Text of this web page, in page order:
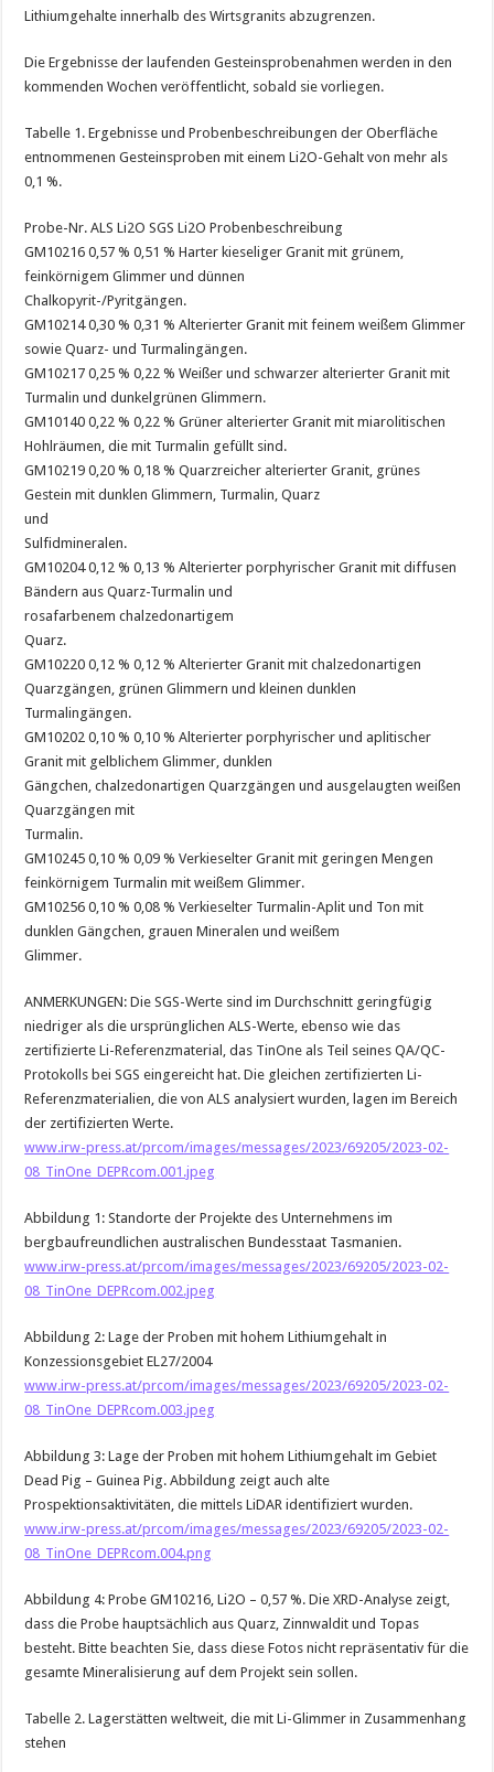
Lithiumgehalte innerhalb des Wirtsgranits abzugrenzen.
Die Ergebnisse der laufenden Gesteinsprobenahmen werden in den
kommenden Wochen veröffentlicht, sobald sie vorliegen.
Tabelle 1. Ergebnisse und Probenbeschreibungen der Oberfläche
entnommenen Gesteinsproben mit einem Li2O-Gehalt von mehr als
0,1 %.
Probe-Nr. ALS Li2O SGS Li2O Probenbeschreibung
GM10216 0,57 % 0,51 % Harter kieseliger Granit mit grünem,
feinkörnigem Glimmer und dünnen
Chalkopyrit-/Pyritgängen.
GM10214 0,30 % 0,31 % Alterierter Granit mit feinem weißem Glimmer
sowie Quarz- und Turmalingängen.
GM10217 0,25 % 0,22 % Weißer und schwarzer alterierter Granit mit
Turmalin und dunkelgrünen Glimmern.
GM10140 0,22 % 0,22 % Grüner alterierter Granit mit miarolitischen
Hohlräumen, die mit Turmalin gefüllt sind.
GM10219 0,20 % 0,18 % Quarzreicher alterierter Granit, grünes
Gestein mit dunklen Glimmern, Turmalin, Quarz
und
Sulfidmineralen.
GM10204 0,12 % 0,13 % Alterierter porphyrischer Granit mit diffusen
Bändern aus Quarz-Turmalin und
rosafarbenem chalzedonartigem
Quarz.
GM10220 0,12 % 0,12 % Alterierter Granit mit chalzedonartigen
Quarzgängen, grünen Glimmern und kleinen dunklen
Turmalingängen.
GM10202 0,10 % 0,10 % Alterierter porphyrischer und aplitischer
Granit mit gelblichem Glimmer, dunklen
Gängchen, chalzedonartigen Quarzgängen und ausgelaugten weißen
Quarzgängen mit
Turmalin.
GM10245 0,10 % 0,09 % Verkieselter Granit mit geringen Mengen
feinkörnigem Turmalin mit weißem Glimmer.
GM10256 0,10 % 0,08 % Verkieselter Turmalin-Aplit und Ton mit
dunklen Gängchen, grauen Mineralen und weißem
Glimmer.
ANMERKUNGEN: Die SGS-Werte sind im Durchschnitt geringfügig
niedriger als die ursprünglichen ALS-Werte, ebenso wie das
zertifizierte Li-Referenzmaterial, das TinOne als Teil seines QA/QC-
Protokolls bei SGS eingereicht hat. Die gleichen zertifizierten Li-
Referenzmaterialien, die von ALS analysiert wurden, lagen im Bereich
der zertifizierten Werte.
www.irw-press.at/prcom/images/messages/2023/69205/2023-02-
08_TinOne_DEPRcom.001.jpeg
Abbildung 1: Standorte der Projekte des Unternehmens im
bergbaufreundlichen australischen Bundesstaat Tasmanien.
www.irw-press.at/prcom/images/messages/2023/69205/2023-02-
08_TinOne_DEPRcom.002.jpeg
Abbildung 2: Lage der Proben mit hohem Lithiumgehalt in
Konzessionsgebiet EL27/2004
www.irw-press.at/prcom/images/messages/2023/69205/2023-02-
08_TinOne_DEPRcom.003.jpeg
Abbildung 3: Lage der Proben mit hohem Lithiumgehalt im Gebiet
Dead Pig – Guinea Pig. Abbildung zeigt auch alte
Prospektionsaktivitäten, die mittels LiDAR identifiziert wurden.
www.irw-press.at/prcom/images/messages/2023/69205/2023-02-
08_TinOne_DEPRcom.004.png
Abbildung 4: Probe GM10216, Li2O – 0,57 %. Die XRD-Analyse zeigt,
dass die Probe hauptsächlich aus Quarz, Zinnwaldit und Topas
besteht. Bitte beachten Sie, dass diese Fotos nicht repräsentativ für die
gesamte Mineralisierung auf dem Projekt sein sollen.
Tabelle 2. Lagerstätten weltweit, die mit Li-Glimmer in Zusammenhang
stehen